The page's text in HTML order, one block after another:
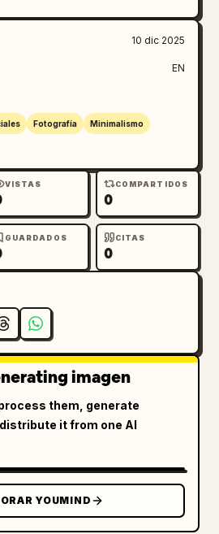
10 dic 2025
EN
Fotografía Minimalismo
VISTAS COMPARTIDOS
0
GUARDADOS CITAS
0
imagen
them, generate
it from one AI
YOUMIND